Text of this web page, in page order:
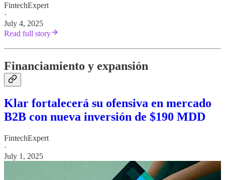
FintechExpert
·
July 4, 2025
Read full story
Financiamiento y expansión
Klar fortalecerá su ofensiva en mercado
B2B con nueva inversión de $190 MDD
FintechExpert
·
July 1, 2025